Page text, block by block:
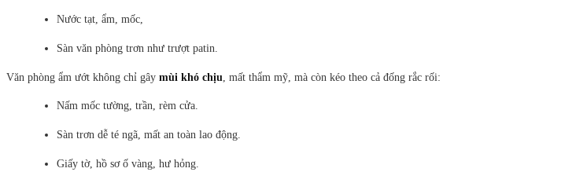
Nước tạt, ẩm, mốc,
Sàn văn phòng trơn như trượt patin.
Văn phòng ẩm ướt không chỉ gây mùi khó chịu, mất thẩm mỹ, mà còn kéo theo cả đống rắc rối:
Nấm mốc tường, trần, rèm cửa.
Sàn trơn dễ té ngã, mất an toàn lao động.
Giấy tờ, hồ sơ ố vàng, hư hỏng.